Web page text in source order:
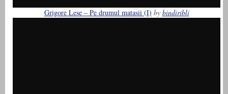
Grigore Lese – Pe drumul matasii (I) by bindiribli